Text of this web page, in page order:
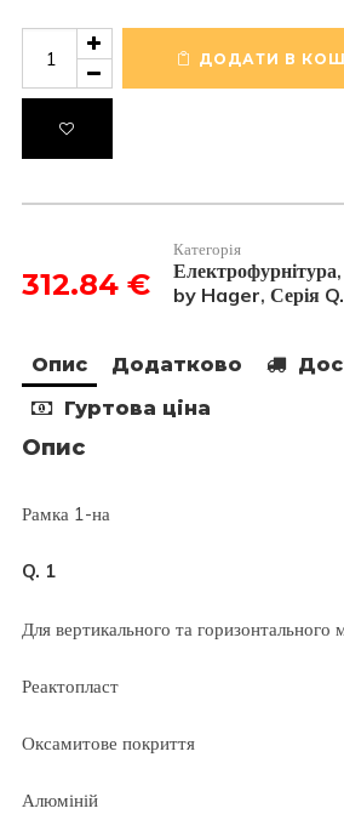
на
Алюміній
ДОДАТИ В
312.84 €
Категорія
Електрофурнітура,
by Hager, Серія
Опис Додатково
Гуртова ціна
Опис
Рамка 1-на
Q. 1
Для вертикального та горизонтального
Реактопласт
Оксамитове покриття
Алюміній